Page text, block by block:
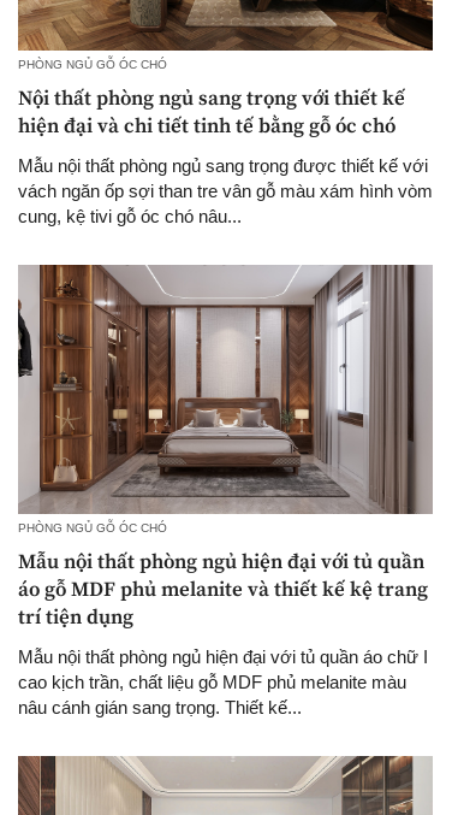
PHÒNG NGỦ GỖ ÓC CHÓ
Nội thất phòng ngủ sang trọng với thiết kế
hiện đại và chi tiết tinh tế bằng gỗ óc chó
Mẫu nội thất phòng ngủ sang trọng được thiết kế với
vách ngăn ốp sợi than tre vân gỗ màu xám hình vòm
cung, kệ tivi gỗ óc chó nâu...
PHÒNG NGỦ GỖ ÓC CHÓ
Mẫu nội thất phòng ngủ hiện đại với tủ quần
áo gỗ MDF phủ melanite và thiết kế kệ trang
trí tiện dụng
Mẫu nội thất phòng ngủ hiện đại với tủ quần áo chữ I
cao kịch trần, chất liệu gỗ MDF phủ melanite màu
nâu cánh gián sang trọng. Thiết kế...